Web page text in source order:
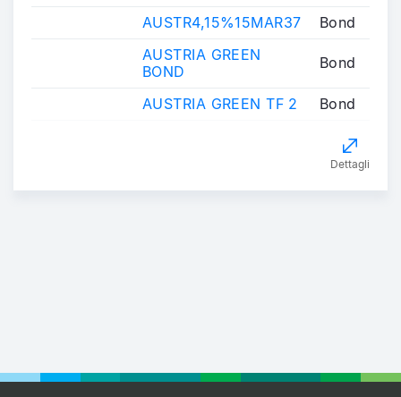
AUSTR4,15%15MAR37
Bond
AUSTRIA GREEN
BOND
Bond
AUSTRIA GREEN TF 2 Bond
Dettagli